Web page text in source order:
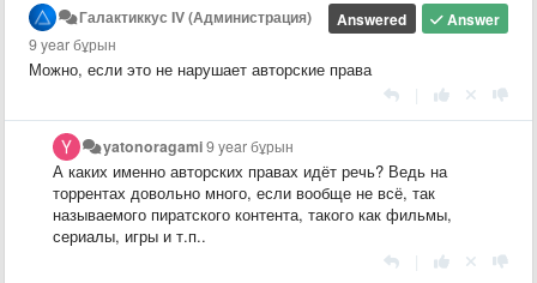
Answer
Answered
Галактиккус IV (Администрация)
9 year бұрын
Можно, если это не нарушает авторские права
yatonoragami9 year бұрын
А каких именно авторских правах идёт речь? Ведь на
торрентах довольно много, если вообще не всё, так
называемого пиратского контента, такого как фильмы,
сериалы, игры и т.п..